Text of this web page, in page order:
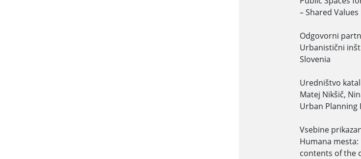
– Shared Values
Odgovorni
Urbanistični
Slovenia
Uredništvo
Matej Nikšič,
Urban Planning
Vsebine
Humana mesta:
contents of the